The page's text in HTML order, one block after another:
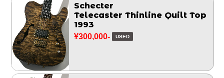
Schecter
Telecaster Thinline Quilt Top
1993
¥300,000- USED